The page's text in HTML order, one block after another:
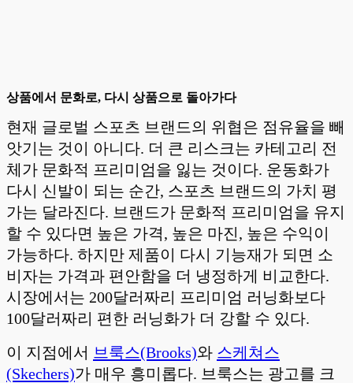
상품에서 문화로, 다시 상품으로 돌아가다
현재 글로벌 스포츠 브랜드의 위협은 점유율을 빼
앗기는 것이 아니다. 더 큰 리스크는 카테고리 전
체가 문화적 프리미엄을 잃는 것이다. 운동화가
다시 신발이 되는 순간, 스포츠 브랜드의 가치 평
가는 달라진다. 브랜드가 문화적 프리미엄을 유지
할 수 있다면 높은 가격, 높은 마진, 높은 수익이
가능하다. 하지만 제품이 다시 기능재가 되면 소
비자는 가격과 편안함을 더 냉정하게 비교한다.
시장에서는 200달러짜리 프리미엄 러닝화보다
100달러짜리 편한 러닝화가 더 강할 수 있다.
이 지점에서 브룩스(Brooks)와 스케쳐스
(Skechers)가 매우 흥미롭다. 브룩스는 광고를 크